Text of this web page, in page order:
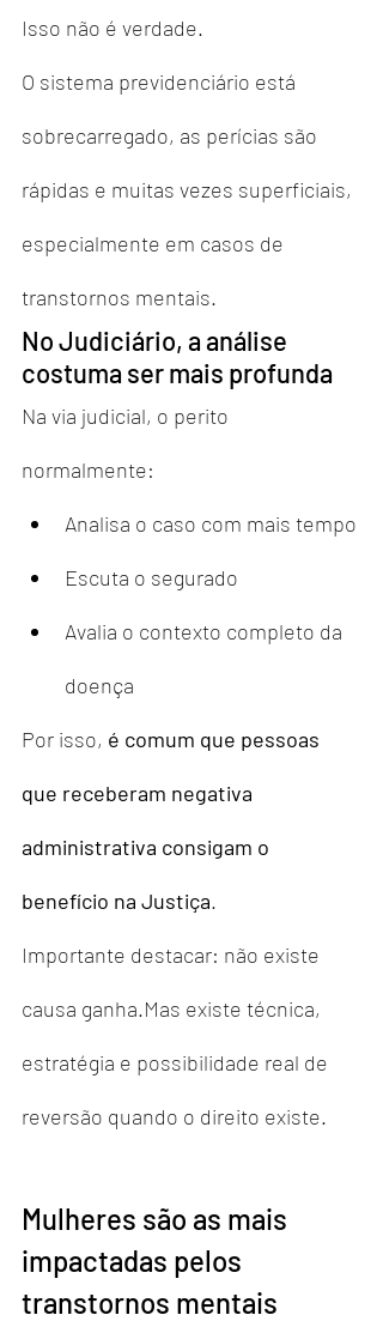
Isso não é verdade.
O sistema previdenciário está
sobrecarregado, as perícias são
rápidas e muitas vezes superficiais,
especialmente em casos de
transtornos mentais.
No Judiciário, a análise
costuma ser mais profunda
Na via judicial, o perito
normalmente:
Analisa o caso com mais tempo
Escuta o segurado
Avalia o contexto completo da
doença
Por isso, é comum que pessoas
que receberam negativa
administrativa consigam o
benefício na Justiça.
Importante destacar: não existe
causa ganha.Mas existe técnica,
estratégia e possibilidade real de
reversão quando o direito existe.
Mulheres são as mais
impactadas pelos
transtornos mentais